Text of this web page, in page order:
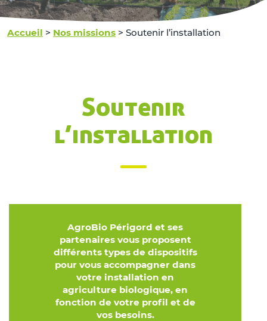
Accueil > Nos missions > Soutenir l’installation
Soutenir
l’installation
AgroBio Périgord et ses
partenaires vous proposent
différents types de dispositifs
pour vous accompagner dans
votre installation en
agriculture biologique, en
fonction de votre profil et de
vos besoins.